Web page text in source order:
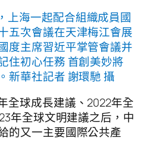
上海一起配合組織成員國
五次會議在天津梅江會展
度主席習近平掌管會議并
住初心任務 首創美妙將
新華社記者 謝環馳 攝
全球成長建議、2022年全
年全球文明建議之后，中
的又一主要國際公共產